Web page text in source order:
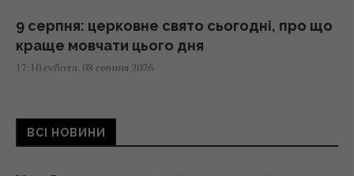
9 серпня: церковне свято сьогодні, про що
краще мовчати цього дня
17:10 субота, 08 серпня 2026
Смачний печений перець на зиму: секрет
маринаду для ідеальної заготівлі
ВСІ НОВИНИ